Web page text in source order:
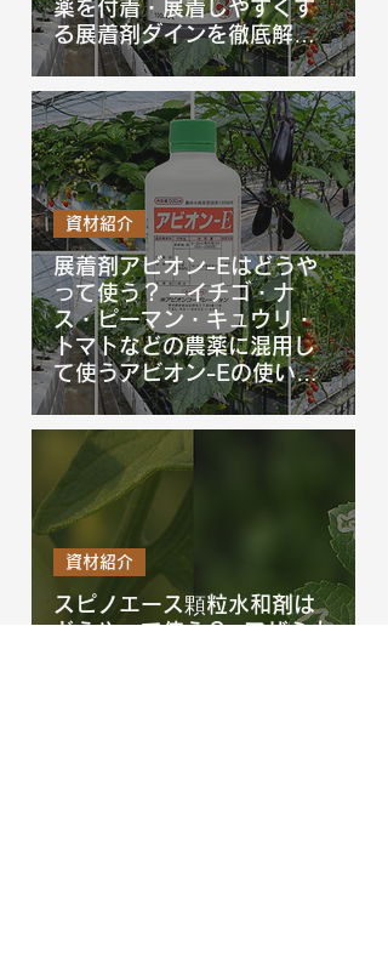
薬を付着・展着しやすくす
る展着剤ダインを徹底解
説！
展着剤アビオン-Eはどうや
って使う？ ─イチゴ・ナ
ス・ピーマン・キュウリ・
トマトなどの農薬に混用し
て使うアビオン-Eの使い方
を徹底解説！
資材紹介
スピノエース顆粒水和剤は
どうやって使う？─アザミウ
資材紹介